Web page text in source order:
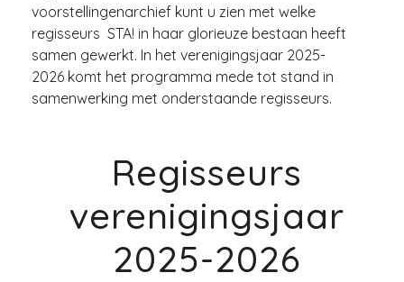
voorstellingenarchief kunt u zien met welke
regisseurs STA! in haar glorieuze bestaan heeft
samen gewerkt. In het verenigingsjaar 2025-
2026 komt het programma mede tot stand in
samenwerking met onderstaande regisseurs.
Regisseurs
verenigingsjaar
2025-2026